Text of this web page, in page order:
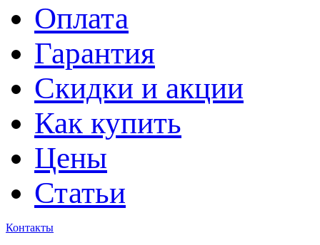
Оплата
Гарантия
Скидки и акции
Как купить
Цены
Статьи
Контакты